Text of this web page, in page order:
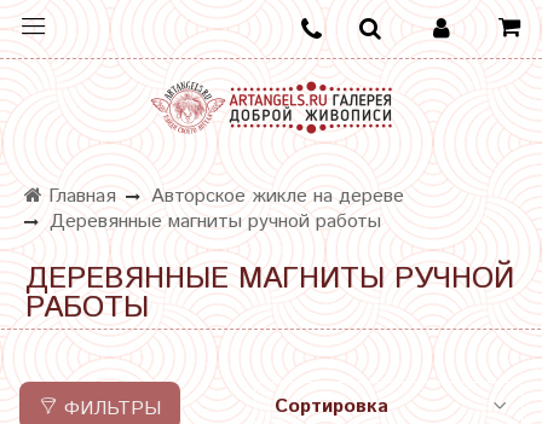
Главная
Авторское жикле на дереве
Деревянные магниты ручной работы
ДЕРЕВЯННЫЕ МАГНИТЫ РУЧНОЙ
РАБОТЫ
ФИЛЬТРЫ